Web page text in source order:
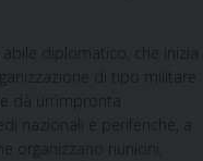
diplomatico, che inizia
di tipo militare
dà un’impronta
nazionali e periferiche, a
organizzano riunioni,